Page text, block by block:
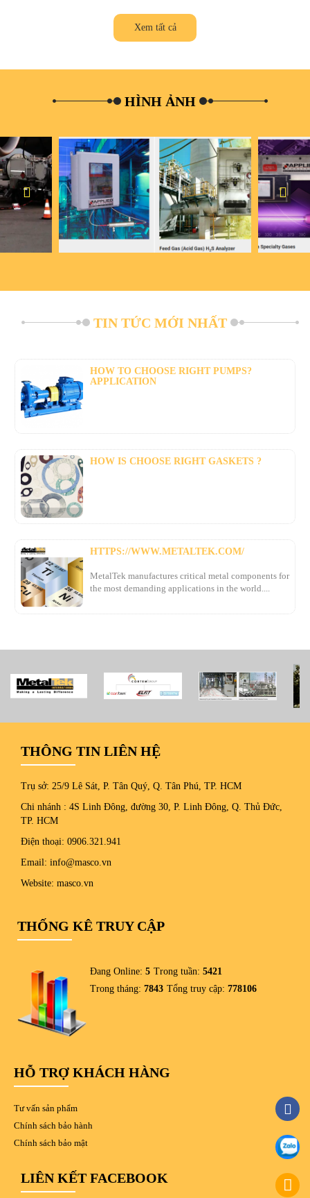
Xem tất cả
HÌNH ẢNH
TIN TỨC MỚI NHẤT
HOW TO CHOOSE RIGHT PUMPS?
APPLICATION
HOW IS CHOOSE RIGHT GASKETS ?
HTTPS://WWW.METALTEK.COM/
MetalTek manufactures critical metal components for
the most demanding applications in the world....
THÔNG TIN LIÊN HỆ
Trụ sở: 25/9 Lê Sát, P. Tân Quý, Q. Tân Phú, TP. HCM
Chi nhánh : 4S Linh Đông, đường 30, P. Linh Đông, Q. Thủ Đức,
TP. HCM
Điện thoại: 0906.321.941
Email: info@masco.vn
Website: masco.vn
THỐNG KÊ TRUY CẬP
Đang Online: 5 Trong tuần: 5421
Trong tháng: 7843 Tổng truy cập: 778106
HỖ TRỢ KHÁCH HÀNG
Tư vấn sản phẩm
Chính sách bảo hành
Chính sách bảo mật
LIÊN KẾT FACEBOOK